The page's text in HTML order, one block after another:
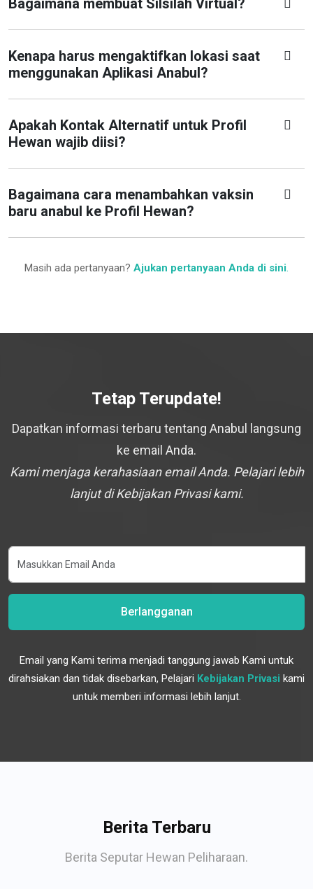
Bagaimana membuat Silsilah Virtual?
Kenapa harus mengaktifkan lokasi saat
menggunakan Aplikasi Anabul?
Apakah Kontak Alternatif untuk Profil
Hewan wajib diisi?
Bagaimana cara menambahkan vaksin
baru anabul ke Profil Hewan?
Masih ada pertanyaan? Ajukan pertanyaan Anda di sini.
Tetap Terupdate!
Dapatkan informasi terbaru tentang Anabul langsung
ke email Anda.
Kami menjaga kerahasiaan email Anda. Pelajari lebih
lanjut di Kebijakan Privasi kami.
Berlangganan
Email yang Kami terima menjadi tanggung jawab Kami untuk
dirahsiakan dan tidak disebarkan, Pelajari Kebijakan Privasi kami
untuk memberi informasi lebih lanjut.
Berita Terbaru
Berita Seputar Hewan Peliharaan.